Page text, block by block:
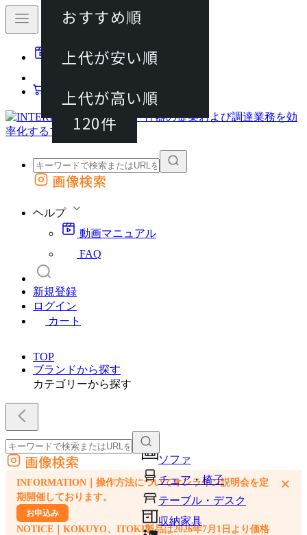
動画マニュアル
カート
外部サイトの商品をカートに追加
画像検索
ヘルプ
動画マニュアル
FAQ
新規登録
ログイン
カート
TOP
ブランドから探す
カテゴリーから探す
ソファ
チェア・椅子
テーブル・デスク
収納家具
外部サイトの商品をカートに追加
他のサイトで見つけた商品ページのURLを貼り付けて、カートに追加できます
画像検索
INFORMATION｜操作方法についてオンライン説明会を定
期開催しております。
お申込み
NOTICE｜KOKUYO、ITOKI製品は2026年7月1日より価格
×
120件
おすすめ順
上代が安い順
上代が高い順